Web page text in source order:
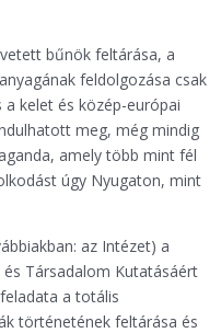
bűnök feltárása, a
feldolgozása csak
kelet és közép-európai
meg, még mindig
amely több mint fél
úgy Nyugaton, mint
az Intézet) a
Társadalom Kutatásáért
a totális
történetének feltárása és